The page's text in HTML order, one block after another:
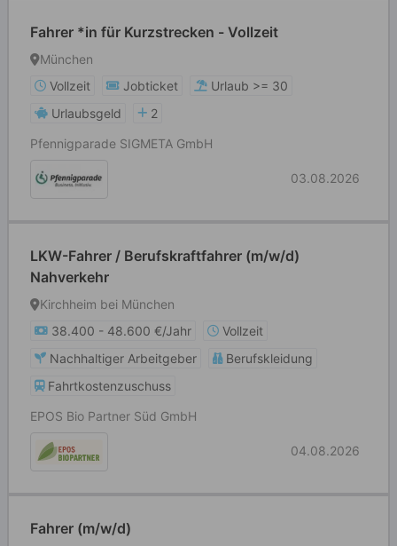
Fahrer *in für Kurzstrecken - Vollzeit
München
Vollzeit
Jobticket
Urlaub >= 30
Urlaubsgeld
2
Pfennigparade SIGMETA GmbH
03.08.2026
LKW-Fahrer / Berufskraftfahrer (m/w/d)
Nahverkehr
Kirchheim bei München
38.400 - 48.600 €/Jahr
Vollzeit
Nachhaltiger Arbeitgeber
Berufskleidung
Fahrtkostenzuschuss
EPOS Bio Partner Süd GmbH
04.08.2026
Fahrer (m/w/d)